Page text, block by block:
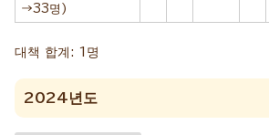
→33명)
대책 합계: 1명
2024년도